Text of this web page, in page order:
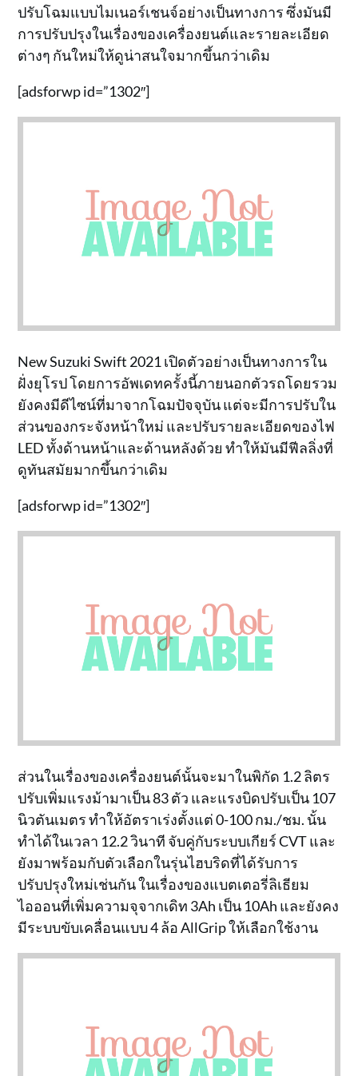
ปรับโฉมแบบไมเนอร์เชนจ์อย่างเป็นทางการ ซึ่งมันมี
การปรับปรุงในเรื่องของเครื่องยนต์และรายละเอียด
ต่างๆ กันใหม่ให้ดูน่าสนใจมากขึ้นกว่าเดิม
[adsforwp id=”1302″]
New Suzuki Swift 2021 เปิดตัวอย่างเป็นทางการใน
ฝั่งยุโรป โดยการอัพเดทครั้งนี้ภายนอกตัวรถโดยรวม
ยังคงมีดีไซน์ที่มาจากโฉมปัจจุบัน แต่จะมีการปรับใน
ส่วนของกระจังหน้าใหม่ และปรับรายละเอียดของไฟ
LED ทั้งด้านหน้าและด้านหลังด้วย ทำให้มันมีฟีลลิ่งที่
ดูทันสมัยมากขึ้นกว่าเดิม
[adsforwp id=”1302″]
ส่วนในเรื่องของเครื่องยนต์นั้นจะมาในพิกัด 1.2 ลิตร
ปรับเพิ่มแรงม้ามาเป็น 83 ตัว และแรงบิดปรับเป็น 107
นิวตันเมตร ทำให้อัตราเร่งตั้งแต่ 0-100 กม./ชม. นั้น
ทำได้ในเวลา 12.2 วินาที จับคู่กับระบบเกียร์ CVT และ
ยังมาพร้อมกับตัวเลือกในรุ่นไฮบริดที่ได้รับการ
ปรับปรุงใหม่เช่นกัน ในเรื่องของแบตเตอรี่ลิเธียม
ไอออนที่เพิ่มความจุจากเดิท 3Ah เป็น 10Ah และยังคง
มีระบบขับเคลื่อนแบบ 4 ล้อ AllGrip ให้เลือกใช้งาน